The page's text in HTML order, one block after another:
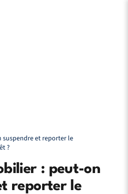
et reporter le
?
: peut-on
reporter le